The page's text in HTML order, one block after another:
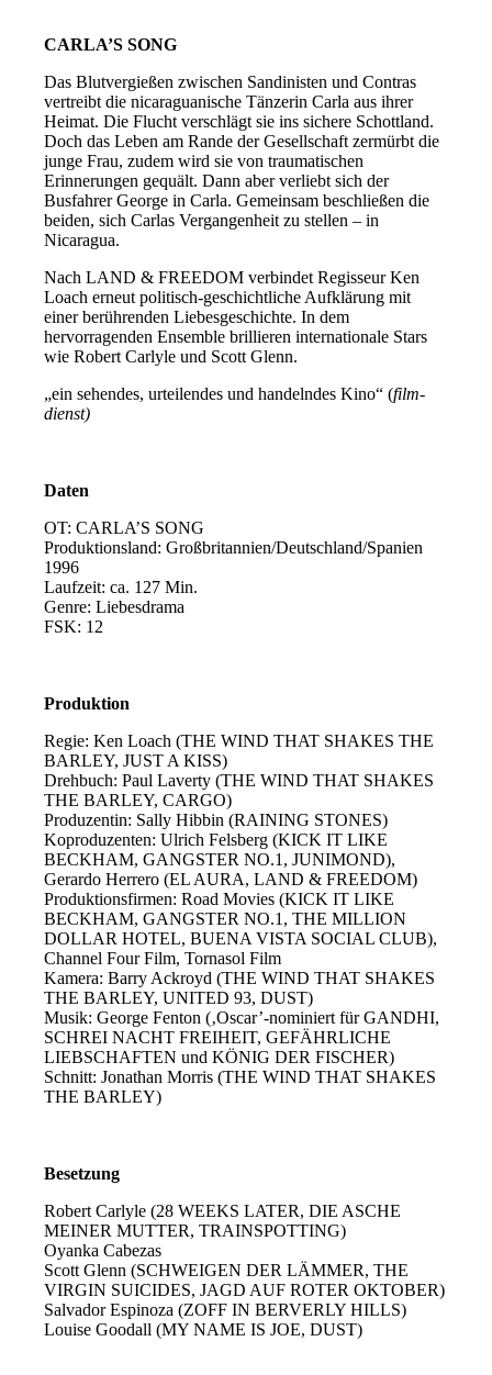
CARLA’S SONG
Das Blutvergießen zwischen Sandinisten und Contras
vertreibt die nicaraguanische Tänzerin Carla aus ihrer
Heimat. Die Flucht verschlägt sie ins sichere Schottland.
Doch das Leben am Rande der Gesellschaft zermürbt die
junge Frau, zudem wird sie von traumatischen
Erinnerungen gequält. Dann aber verliebt sich der
Busfahrer George in Carla. Gemeinsam beschließen die
beiden, sich Carlas Vergangenheit zu stellen – in
Nicaragua.
Nach LAND & FREEDOM verbindet Regisseur Ken
Loach erneut politisch-geschichtliche Aufklärung mit
einer berührenden Liebesgeschichte. In dem
hervorragenden Ensemble brillieren internationale Stars
wie Robert Carlyle und Scott Glenn.
„ein sehendes, urteilendes und handelndes Kino“ (film-
dienst)
Daten
OT: CARLA’S SONG
Produktionsland: Großbritannien/Deutschland/Spanien
1996
Laufzeit: ca. 127 Min.
Genre: Liebesdrama
FSK: 12
Produktion
Regie: Ken Loach (THE WIND THAT SHAKES THE
BARLEY, JUST A KISS)
Drehbuch: Paul Laverty (THE WIND THAT SHAKES
THE BARLEY, CARGO)
Produzentin: Sally Hibbin (RAINING STONES)
Koproduzenten: Ulrich Felsberg (KICK IT LIKE
BECKHAM, GANGSTER NO.1, JUNIMOND),
Gerardo Herrero (EL AURA, LAND & FREEDOM)
Produktionsfirmen: Road Movies (KICK IT LIKE
BECKHAM, GANGSTER NO.1, THE MILLION
DOLLAR HOTEL, BUENA VISTA SOCIAL CLUB),
Channel Four Film, Tornasol Film
Kamera: Barry Ackroyd (THE WIND THAT SHAKES
THE BARLEY, UNITED 93, DUST)
Musik: George Fenton (‚Oscar’-nominiert für GANDHI,
SCHREI NACHT FREIHEIT, GEFÄHRLICHE
LIEBSCHAFTEN und KÖNIG DER FISCHER)
Schnitt: Jonathan Morris (THE WIND THAT SHAKES
THE BARLEY)
Besetzung
Robert Carlyle (28 WEEKS LATER, DIE ASCHE
MEINER MUTTER, TRAINSPOTTING)
Oyanka Cabezas
Scott Glenn (SCHWEIGEN DER LÄMMER, THE
VIRGIN SUICIDES, JAGD AUF ROTER OKTOBER)
Salvador Espinoza (ZOFF IN BERVERLY HILLS)
Louise Goodall (MY NAME IS JOE, DUST)